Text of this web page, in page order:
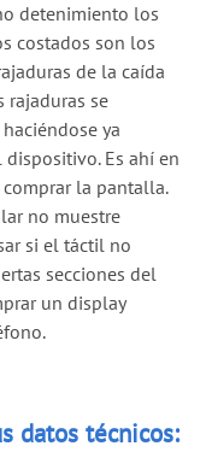
detenimiento los
costados son los
de la caída
rajaduras se
ya
Es ahí en
la pantalla.
no muestre
si el táctil no
secciones del
un display
datos técnicos: